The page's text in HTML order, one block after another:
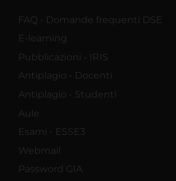
FAQ - Domande frequenti DSE
E-learning
Pubblicazioni - IRIS
Antiplagio - Docenti
Antiplagio - Studenti
Aule
Esami - ESSE3
Webmail
Password GIA